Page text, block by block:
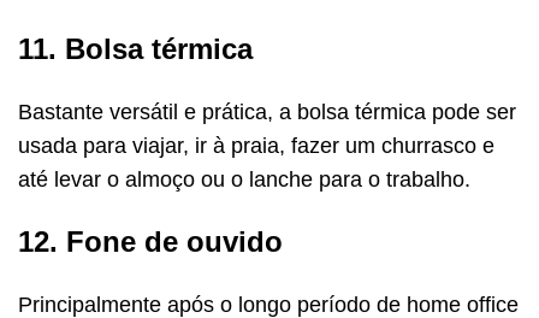
11. Bolsa térmica
Bastante versátil e prática, a bolsa térmica pode ser
usada para viajar, ir à praia, fazer um churrasco e
até levar o almoço ou o lanche para o trabalho.
12. Fone de ouvido
Principalmente após o longo período de home office